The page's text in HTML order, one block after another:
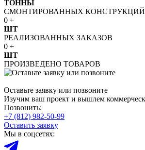
ТОННЫ
СМОНТИРОВАННЫХ КОНСТРУКЦИЙ
0 +
ШТ
РЕАЛИЗОВАННЫХ ЗАКАЗОВ
0 +
ШТ
ПРОИЗВЕДЕНО ТОВАРОВ
Оставьте заявку или позвоните
Изучим ваш проект и вышлем
Позвонить:
+7 (812) 982-50-99
Оставить заявку
Мы в соцсетях: